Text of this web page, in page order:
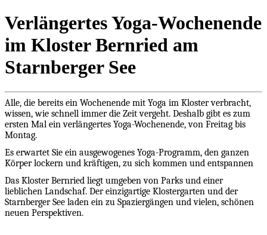
Verlängertes Yoga-Wochenende
im Kloster Bernried am
Starnberger See
Alle, die bereits ein Wochenende mit Yoga im Kloster verbracht,
wissen, wie schnell immer die Zeit vergeht. Deshalb gibt es zum
ersten Mal ein verlängertes Yoga-Wochenende, von Freitag bis
Montag.
Es erwartet Sie ein ausgewogenes Yoga-Programm, den ganzen
Körper lockern und kräftigen, zu sich kommen und entspannen
Das Kloster Bernried liegt umgeben von Parks und einer
lieblichen Landschaf. Der einzigartige Klostergarten und der
Starnberger See laden ein zu Spaziergängen und vielen, schönen
neuen Perspektiven.